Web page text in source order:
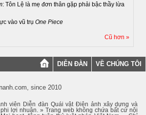
: Tôn Lệ là mẹ đơn thân gặp phải bậc thầy lừa
vào vũ trụ One Piece
Cũ hơn »
DIỄN ĐÀN VỀ CHÚNG TÔI
since 2010
viên Diễn đàn Quái vật Điện ảnh xây dựng và
lợi nhuận. » Trang web không chứa bất cứ nội